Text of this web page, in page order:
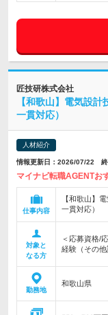
匠技研株式会社
【和歌山】電気設
一貫対応）
人材紹介
情報更新日：2026/07/22
マイナビ転職AGENTお
仕事内容
【和歌山】
一貫対応）
対象と
なる方
＜応募資格/
経験（その他
勤務地
和歌山県